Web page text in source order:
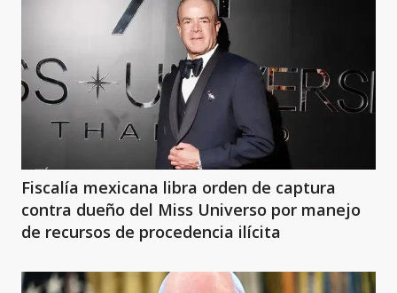
Fiscalía mexicana libra orden de captura
contra dueño del Miss Universo por manejo
de recursos de procedencia ilícita